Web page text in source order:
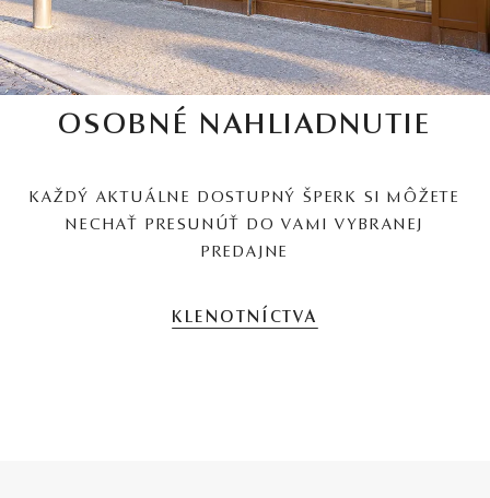
OSOBNÉ NAHLIADNUTIE
KAŽDÝ AKTUÁLNE DOSTUPNÝ ŠPERK SI MÔŽETE
NECHAŤ PRESUNÚŤ DO VAMI VYBRANEJ
PREDAJNE
KLENOTNÍCTVA